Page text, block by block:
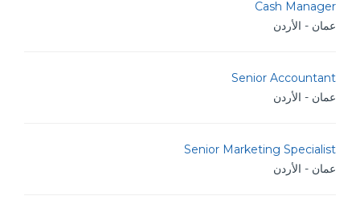
Cash Manager
عمان - الأردن
Senior Accountant
عمان - الأردن
Senior Marketing Specialist
عمان - الأردن